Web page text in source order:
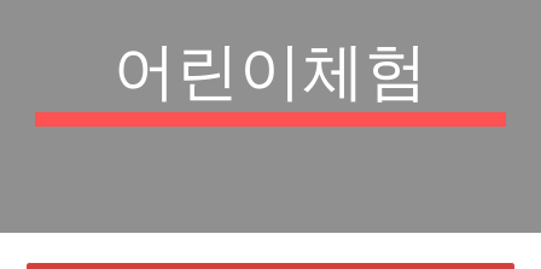
어린이체험